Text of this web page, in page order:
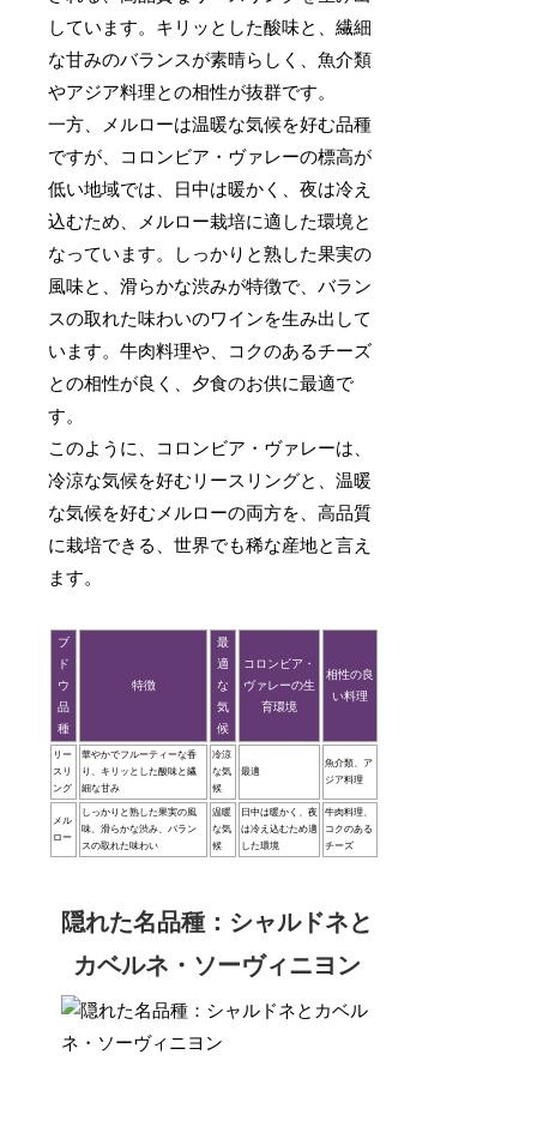
しています。キリッとした酸味と、繊細
な甘みのバランスが素晴らしく、魚介類
やアジア料理との相性が抜群です。
一方、メルローは温暖な気候を好む品種
ですが、コロンビア・ヴァレーの標高が
低い地域では、日中は暖かく、夜は冷え
込むため、メルロー栽培に適した環境と
なっています。しっかりと熟した果実の
風味と、滑らかな渋みが特徴で、バラン
スの取れた味わいのワインを生み出して
います。牛肉料理や、コクのあるチーズ
との相性が良く、夕食のお供に最適で
す。
このように、コロンビア・ヴァレーは、
冷涼な気候を好むリースリングと、温暖
な気候を好むメルローの両方を、高品質
に栽培できる、世界でも稀な産地と言え
ます。
ブ
ド
ウ
品
種
特徴
最
適
な
気
候
コロンビア・
ヴァレーの生
育環境
相性の良
い料理
リー
スリ
ング
華やかでフルーティーな香
り、キリッとした酸味と繊
細な甘み
冷涼
な気
候
最適
魚介類、ア
ジア料理
メル
ロー
しっかりと熟した果実の風
味、滑らかな渋み、バラン
スの取れた味わい
温暖
な気
候
日中は暖かく、夜
は冷え込むため適
した環境
牛肉料理、
コクのある
チーズ
隠れた名品種：シャルドネと
カベルネ・ソーヴィニヨン